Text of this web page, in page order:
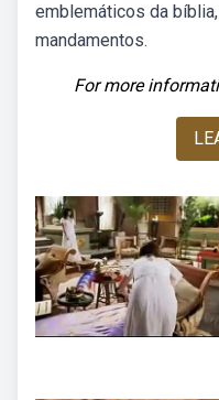
emblemáticos da
mandamentos.
For more